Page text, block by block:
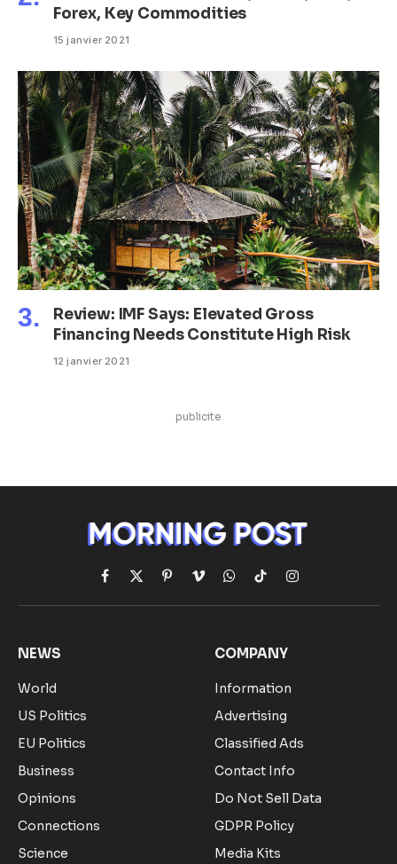
Forex, Key Commodities
15 janvier 2021
Review: IMF Says: Elevated Gross
Financing Needs Constitute High Risk
12 janvier 2021
publicite
Facebook
X
(Twitter)
Pinterest
VimeoWhatsApp
TikTokInstagram
NEWS
World
US Politics
EU Politics
Business
Opinions
Connections
Science
COMPANY
Information
Advertising
Classified Ads
Contact Info
Do Not Sell Data
GDPR Policy
Media Kits